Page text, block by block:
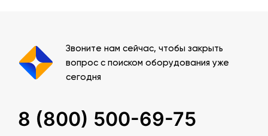
Звоните нам сейчас, чтобы закрыть
вопрос с поиском оборудования уже
сегодня
8 (800) 500-69-75